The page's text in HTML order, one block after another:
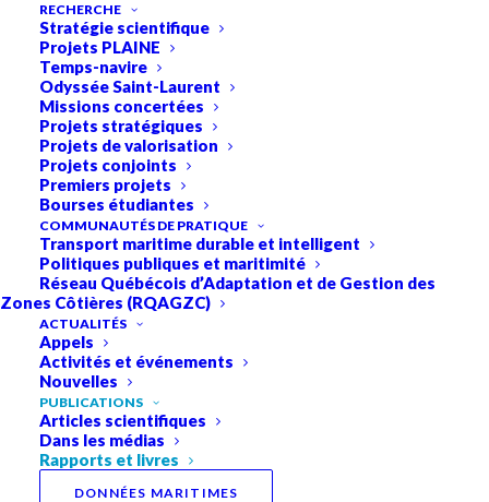
RECHERCHE
Stratégie scientifique
Projets PLAINE
Temps-navire
Odyssée Saint-Laurent
Missions concertées
Projets stratégiques
Projets de valorisation
Projets conjoints
Premiers projets
Bourses étudiantes
COMMUNAUTÉS DE PRATIQUE
Transport maritime durable et intelligent
Politiques publiques et maritimité
Réseau Québécois d’Adaptation et de Gestion des
Zones Côtières (RQAGZC)
ACTUALITÉS
Appels
Activités et événements
Nouvelles
PUBLICATIONS
Articles scientifiques
Dans les médias
Rapports et livres
DONNÉES MARITIMES
Publications
Afin de diffuser auprès de la population québécoise et
des personnes actives en recherche les nouvelles
connaissances maritimes acquises au Québec, l’équipe du
RQM partage et diffuse différentes publications.